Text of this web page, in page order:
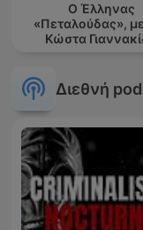
Ο Έλληνας
«Πεταλούδας»,
Κώστα
Διεθνή